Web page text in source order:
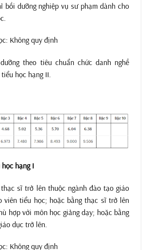
bồi dưỡng nghiệp vụ sư phạm dành cho
Không quy định
theo tiêu chuẩn chức danh nghề
học hạng II.
hạng I
thạc sĩ trở lên thuộc ngành đào tạo giáo
viên tiểu học; hoặc bằng thạc sĩ trở lên
hợp với môn học giảng dạy; hoặc bằng
dục trở lên.
Không quy định